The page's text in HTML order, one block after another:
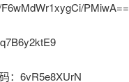
PMiwA==
：6vR5e8XUrN